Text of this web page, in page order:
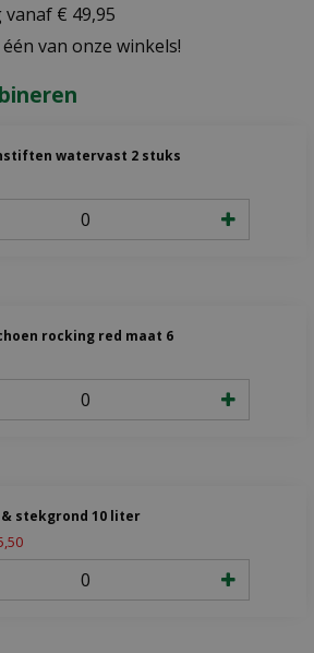
€ 49,95
van onze winkels!
watervast 2 stuks
rocking red maat 6
& stekgrond 10 liter
50